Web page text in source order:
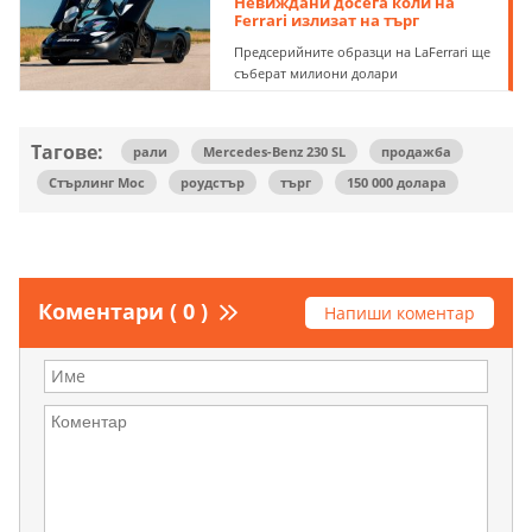
Ferrari излизат на търг
Предсерийните образци на LaFerrari ще
съберат милиони долари
Тагове: рали Mercedes-Benz 230 SL
продажба
Стърлинг Мос
роудстър търг 150 000 долара
Коментари ( 0 ) Напиши коментар